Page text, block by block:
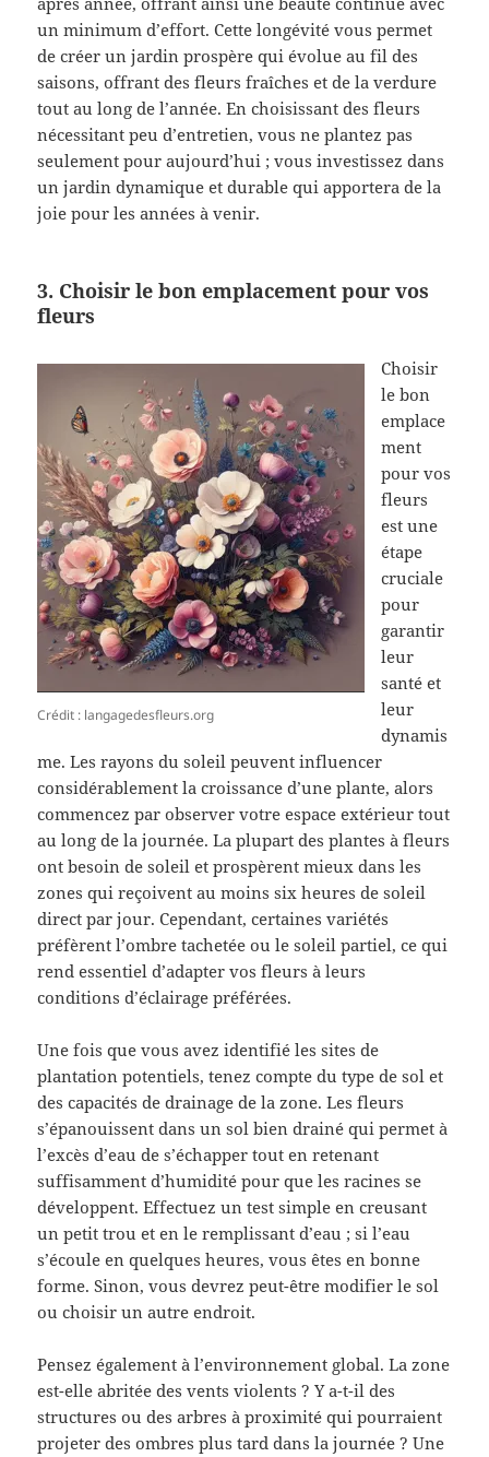
un minimum d’effort. Cette longévité vous permet
de créer un jardin prospère qui évolue au fil des
saisons, offrant des fleurs fraîches et de la verdure
tout au long de l’année. En choisissant des fleurs
nécessitant peu d’entretien, vous ne plantez pas
seulement pour aujourd’hui ; vous investissez dans
un jardin dynamique et durable qui apportera de la
joie pour les années à venir.
3. Choisir le bon emplacement pour vos
fleurs
Crédit : langagedesfleurs.org
Choisir
le bon
emplace
ment
pour vos
fleurs
est une
étape
cruciale
pour
garantir
leur
santé et
leur
dynamis
me. Les rayons du soleil peuvent influencer
considérablement la croissance d’une plante, alors
commencez par observer votre espace extérieur tout
au long de la journée. La plupart des plantes à fleurs
ont besoin de soleil et prospèrent mieux dans les
zones qui reçoivent au moins six heures de soleil
direct par jour. Cependant, certaines variétés
préfèrent l’ombre tachetée ou le soleil partiel, ce qui
rend essentiel d’adapter vos fleurs à leurs
conditions d’éclairage préférées.
Une fois que vous avez identifié les sites de
plantation potentiels, tenez compte du type de sol et
des capacités de drainage de la zone. Les fleurs
s’épanouissent dans un sol bien drainé qui permet à
l’excès d’eau de s’échapper tout en retenant
suffisamment d’humidité pour que les racines se
développent. Effectuez un test simple en creusant
un petit trou et en le remplissant d’eau ; si l’eau
s’écoule en quelques heures, vous êtes en bonne
forme. Sinon, vous devrez peut-être modifier le sol
ou choisir un autre endroit.
Pensez également à l’environnement global. La zone
est-elle abritée des vents violents ? Y a-t-il des
structures ou des arbres à proximité qui pourraient
projeter des ombres plus tard dans la journée ? Une